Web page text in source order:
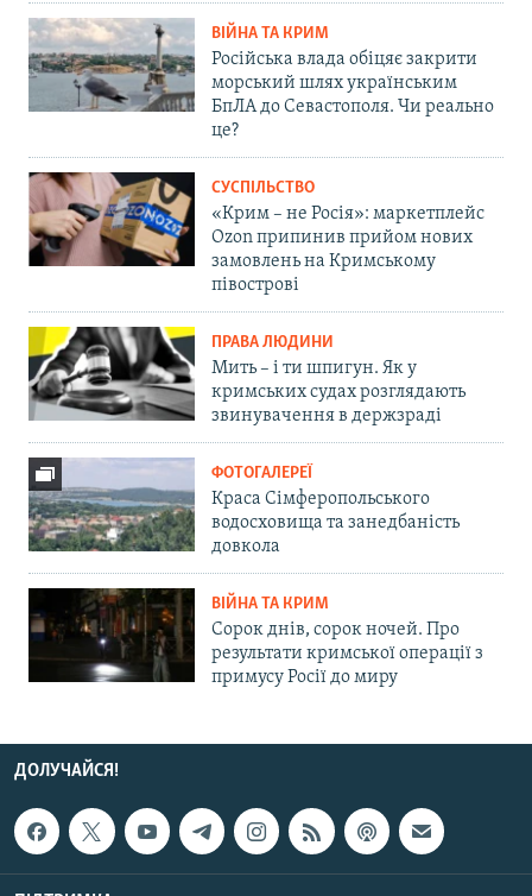
ВІЙНА ТА КРИМ
Російська влада обіцяє закрити
морський шлях українським
БпЛА до Севастополя. Чи реально
це?
СУСПІЛЬСТВО
«Крим – не Росія»: маркетплейс
Ozon припинив прийом нових
замовлень на Кримському
півострові
ПРАВА ЛЮДИНИ
Мить – і ти шпигун. Як у
кримських судах розглядають
звинувачення в держзраді
ФОТОГАЛЕРЕЇ
Краса Сімферопольського
водосховища та занедбаність
довкола
ВІЙНА ТА КРИМ
Сорок днів, сорок ночей. Про
результати кримської операції з
примусу Росії до миру
ДОЛУЧАЙСЯ!